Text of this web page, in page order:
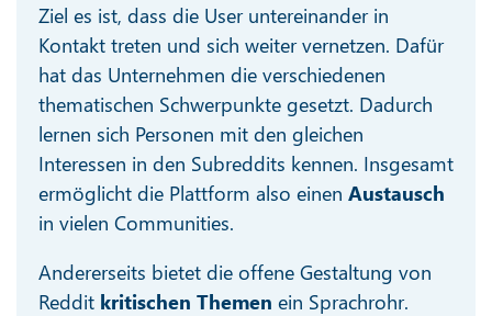
Ziel es ist, dass die User untereinander in
Kontakt treten und sich weiter vernetzen. Dafür
hat das Unternehmen die verschiedenen
thematischen Schwerpunkte gesetzt. Dadurch
lernen sich Personen mit den gleichen
Interessen in den Subreddits kennen. Insgesamt
ermöglicht die Plattform also einen Austausch
in vielen Communities.
Andererseits bietet die offene Gestaltung von
Reddit kritischen Themen ein Sprachrohr.